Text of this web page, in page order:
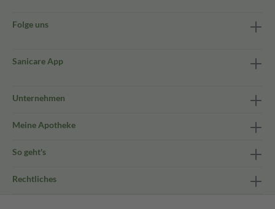
Folge uns
Sanicare App
Unternehmen
Meine Apotheke
So geht's
Rechtliches